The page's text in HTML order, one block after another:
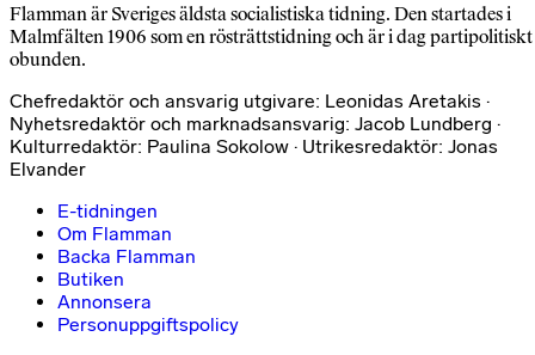
Flamman är Sveriges äldsta socialistiska tidning. Den startades i
Malmfälten 1906 som en rösträttstidning och är i dag partipolitiskt
obunden.
Chefredaktör och ansvarig utgivare: Leonidas Aretakis ·
Nyhetsredaktör och marknadsansvarig: Jacob Lundberg ·
Kulturredaktör: Paulina Sokolow · Utrikesredaktör: Jonas
Elvander
E-tidningen
Om Flamman
Backa Flamman
Butiken
Annonsera
Personuppgiftspolicy